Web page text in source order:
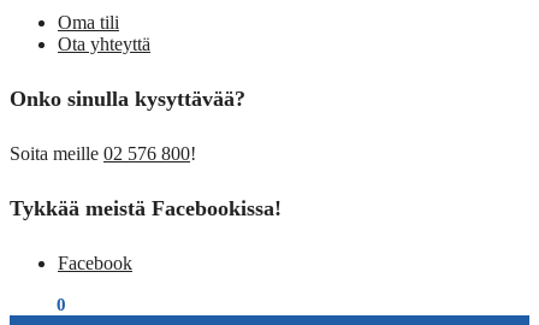
Oma tili
Ota yhteyttä
Onko sinulla kysyttävää?
Soita meille 02 576 800!
Tykkää meistä Facebookissa!
Facebook
0